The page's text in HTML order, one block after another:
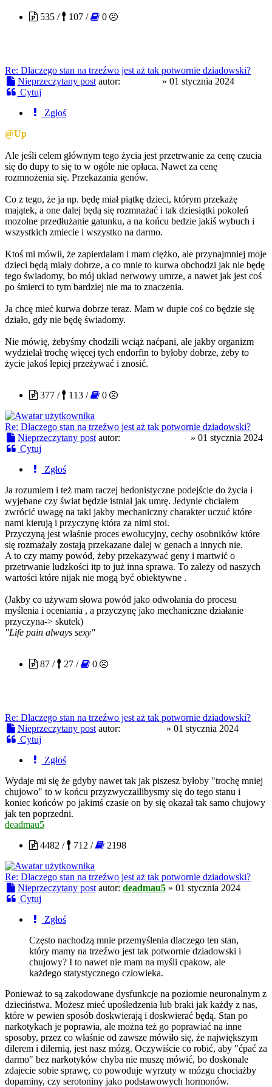
535 /
107 / 0
Re: Dlaczego stan na trzeźwo jest aż tak potwornie dziadowski?
Nieprzeczytany post autor: » 01 stycznia 2024
Cytuj
Zgłoś
@Up
Ale jeśli celem głównym tego życia jest przetrwanie za cenę czucia
się do dupy to się to w ogóle nie opłaca. Nawet za cenę
rozmnożenia się. Przekazania genów.
Co z tego, że ja np. będę miał piątkę dzieci, którym przekażę
majątek, a one dalej będą się rozmnażać i tak dziesiątki pokoleń
mozolne przedłużanie gatunku, a na końcu bedzie jakiś wybuch i
wszystkich zmiecie i wszystko na darmo.
Ktoś mi mówił, że zapierdalam i mam ciężko, ale przynajmniej moje
dzieci będą miały dobrze, a co mnie to kurwa obchodzi jak nie będę
tego świadomy, bo mój układ nerwowy umrze, a nawet jak jest coś
po śmierci to tym bardziej nie ma to znaczenia.
Ja chcę mieć kurwa dobrze teraz. Mam w dupie coś co będzie się
działo, gdy nie będę świadomy.
Nie mówię, żebyśmy chodzili wciąż naćpani, ale jakby organizm
wydzielał trochę więcej tych endorfin to byłoby dobrze, żeby to
życie jakoś lepiej przeżywać i znosić.
377 /
113 / 0
Re: Dlaczego stan na trzeźwo jest aż tak potwornie dziadowski?
Nieprzeczytany post autor: » 01 stycznia 2024
Cytuj
Zgłoś
Ja rozumiem i też mam raczej hedonistyczne podejście do życia i
wyjebane czy świat będzie istniał jak umrę. Jedynie chciałem
zwrócić uwagę na taki jakby mechaniczny charakter uczuć które
nami kierują i przyczynę która za nimi stoi.
Przyczyną jest właśnie proces ewolucyjny, cechy osobników które
się rozmażały zostają przekazane dalej w genach a innych nie.
A to czy mamy powód, żeby przekazywać geny i martwić o
przetrwanie ludzkości itp to już inna sprawa. To zależy od naszych
wartości które nijak nie mogą być obiektywne .
(Jakby co używam słowa powód jako odwołania do procesu
myślenia i oceniania , a przyczynę jako mechaniczne działanie
przyczyna-> skutek)
"Life pain always sexy"
87 /
27 / 0
Re: Dlaczego stan na trzeźwo jest aż tak potwornie dziadowski?
Nieprzeczytany post autor: » 01 stycznia 2024
Cytuj
Zgłoś
Wydaje mi się że gdyby nawet tak jak piszesz byłoby "trochę mniej
chujowo" to w końcu przyzwyczailibysmy się do tego stanu i
koniec końców po jakimś czasie on by się okazał tak samo chujowy
jak ten poprzedni.
deadmau5
4482 /
712 / 2198
Re: Dlaczego stan na trzeźwo jest aż tak potwornie dziadowski?
Nieprzeczytany post autor: deadmau5» 01 stycznia 2024
Cytuj
Zgłoś
Często nachodzą mnie przemyślenia dlaczego ten stan,
który mamy na trzeźwo jest tak potwornie dziadowski i
chujowy? I to nawet nie mam na myśli cpakow, ale
każdego statystycznego człowieka.
Ponieważ to są zakodowane dysfunkcje na poziomie neuronalnym z
dzieciństwa. Możesz mieć upośledzenia lub braki jak każdy z nas,
które w pewien sposób doskwierają i doskwierać będą. Stan po
narkotykach je poprawia, ale można też go poprawiać na inne
sposoby, przez co właśnie od zawsze mówiło się, że największym
dilerem i dilernią, jest nasz mózg. Oczywiście co robić, aby "ćpać za
darmo" bez narkotyków chyba nie muszę mówić, bo doskonale
zdajecie sobie sprawę, co powoduje wyrzuty w mózgu chociażby
dopaminy, czy serotoniny jako podstawowych hormonów.